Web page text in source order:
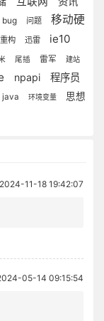
bug 问题
移动硬
重构 迅雷 ie10
尾插 雷军 建站
npapi
程序员
java 环境变量 思想
2024-11-18 19:42:07
05-14 09:15:54